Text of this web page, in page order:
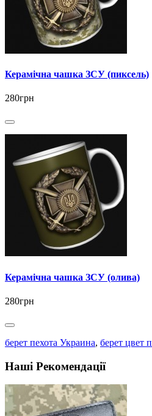
Керамічна чашка ЗСУ (пиксель)
280грн
Керамічна чашка ЗСУ (олива)
280грн
берет пехота Украина, берет цвет
Наші Рекомендації